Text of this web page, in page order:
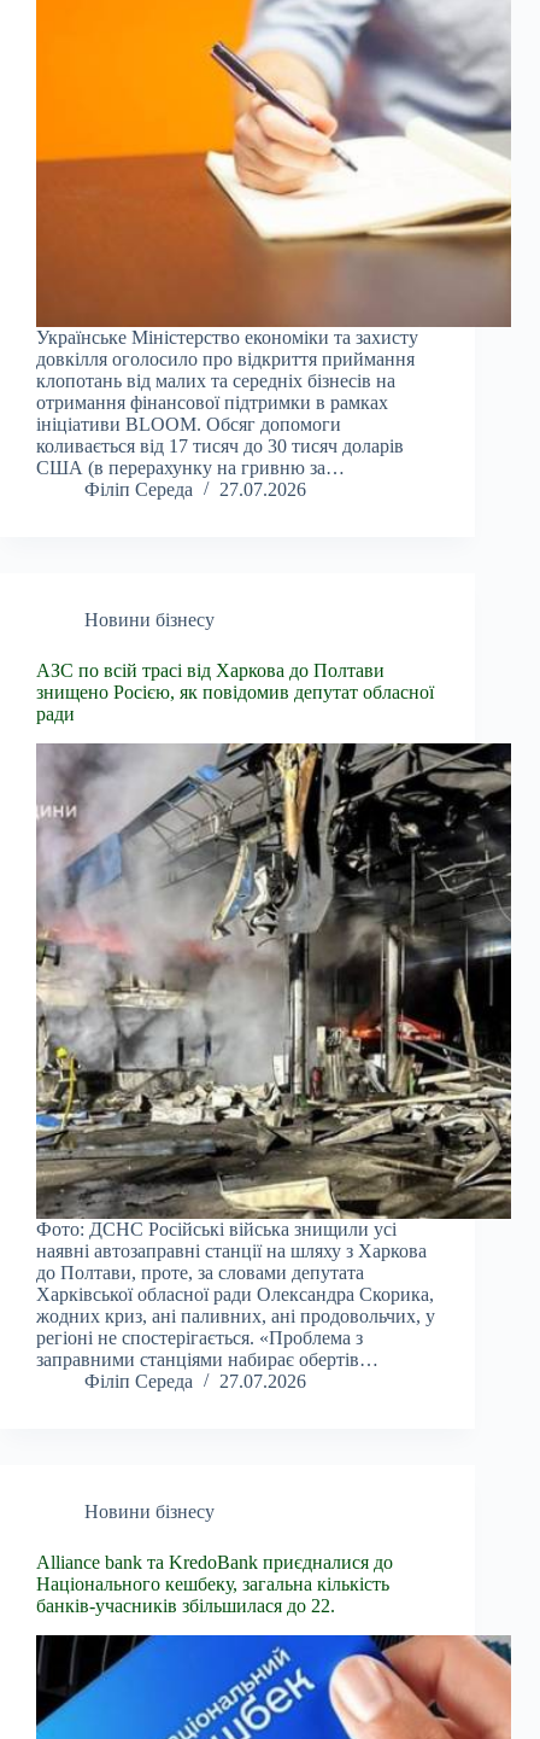
Українське Міністерство економіки та захисту
довкілля оголосило про відкриття приймання
клопотань від малих та середніх бізнесів на
отримання фінансової підтримки в рамках
ініціативи BLOOM. Обсяг допомоги
коливається від 17 тисяч до 30 тисяч доларів
США (в перерахунку на гривню за…
Філіп Середа
27.07.2026
Новини бізнесу
АЗС по всій трасі від Харкова до Полтави
знищено Росією, як повідомив депутат обласної
ради
Фото: ДСНС Російські війська знищили усі
наявні автозаправні станції на шляху з Харкова
до Полтави, проте, за словами депутата
Харківської обласної ради Олександра Скорика,
жодних криз, ані паливних, ані продовольчих, у
регіоні не спостерігається. «Проблема з
заправними станціями набирає обертів…
Філіп Середа
27.07.2026
Новини бізнесу
Alliance bank та KredoBank приєдналися до
Національного кешбеку, загальна кількість
банків-учасників збільшилася до 22.